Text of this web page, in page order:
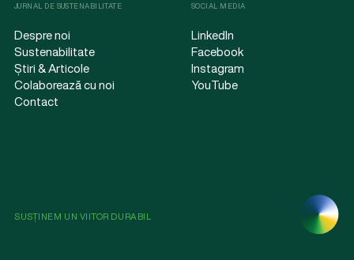
JURNAL DE SUSTENABILITATE
Despre noi
Sustenabilitate
Știri & Articole
Colaborează cu noi
Contact
SOCIAL MEDIA
LinkedIn
Facebook
Instagram
YouTube
SUSȚINEM UN VIITOR DURABIL